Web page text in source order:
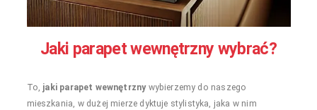
Jaki parapet wewnętrzny wybrać?
To, jaki parapet wewnętrznywybierzemy do naszego
mieszkania, w dużej mierze dyktuje stylistyka, jaka w nim